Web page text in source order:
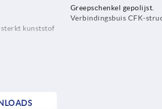
kunststof
Greepschenkel gepolijst.
Verbindingsbuis CFK-